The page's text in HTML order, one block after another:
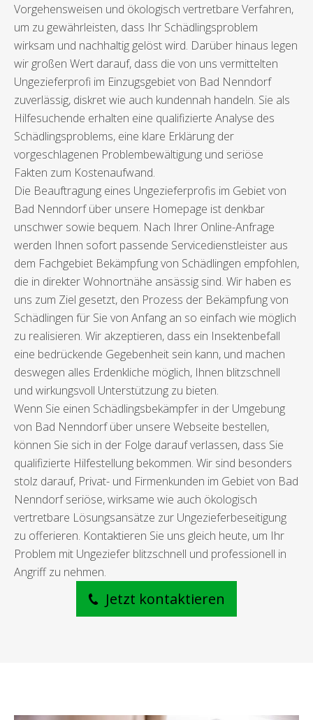
Vorgehensweisen und ökologisch vertretbare Verfahren,
um zu gewährleisten, dass Ihr Schädlingsproblem
wirksam und nachhaltig gelöst wird. Darüber hinaus legen
wir großen Wert darauf, dass die von uns vermittelten
Ungezieferprofi im Einzugsgebiet von Bad Nenndorf
zuverlässig, diskret wie auch kundennah handeln. Sie als
Hilfesuchende erhalten eine qualifizierte Analyse des
Schädlingsproblems, eine klare Erklärung der
vorgeschlagenen Problembewältigung und seriöse
Fakten zum Kostenaufwand.
Die Beauftragung eines Ungezieferprofis im Gebiet von
Bad Nenndorf über unsere Homepage ist denkbar
unschwer sowie bequem. Nach Ihrer Online-Anfrage
werden Ihnen sofort passende Servicedienstleister aus
dem Fachgebiet Bekämpfung von Schädlingen empfohlen,
die in direkter Wohnortnähe ansässig sind. Wir haben es
uns zum Ziel gesetzt, den Prozess der Bekämpfung von
Schädlingen für Sie von Anfang an so einfach wie möglich
zu realisieren. Wir akzeptieren, dass ein Insektenbefall
eine bedrückende Gegebenheit sein kann, und machen
deswegen alles Erdenkliche möglich, Ihnen blitzschnell
und wirkungsvoll Unterstützung zu bieten.
Wenn Sie einen Schädlingsbekämpfer in der Umgebung
von Bad Nenndorf über unsere Webseite bestellen,
können Sie sich in der Folge darauf verlassen, dass Sie
qualifizierte Hilfestellung bekommen. Wir sind besonders
stolz darauf, Privat- und Firmenkunden im Gebiet von Bad
Nenndorf seriöse, wirksame wie auch ökologisch
vertretbare Lösungsansätze zur Ungezieferbeseitigung
zu offerieren. Kontaktieren Sie uns gleich heute, um Ihr
Problem mit Ungeziefer blitzschnell und professionell in
Angriff zu nehmen.
Jetzt kontaktieren